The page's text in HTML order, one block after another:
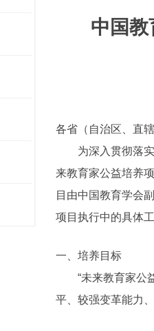
中国教
各省（自治区、直
为深入贯彻落实
来教育家公益培养
目由中国教育学会
项目执行中的具体
一、培养目标
“未来教育家公益
平、较强变革能力